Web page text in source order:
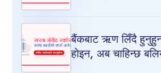
बैंकबाट ऋण लिँदै
होइन, अब चाहिन्छ